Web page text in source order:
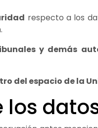
respecto a los
y demás
del espacio de la
los